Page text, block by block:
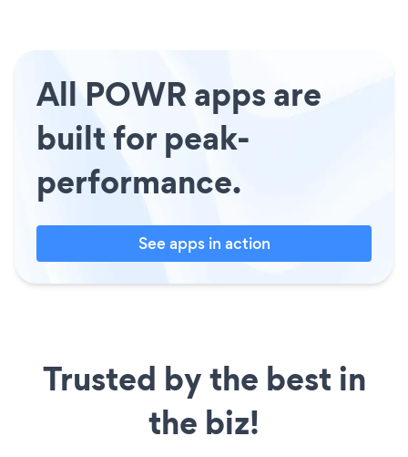
All POWR apps are
built for peak-
performance.
See apps in action
Trusted by the best in
the biz!